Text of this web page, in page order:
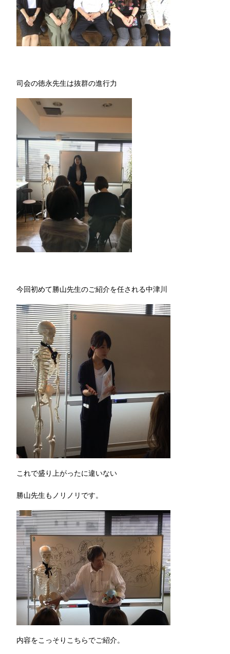
司会の徳永先生は抜群の進行力
今回初めて勝山先生のご紹介を任される中津川
これで盛り上がったに違いない
勝山先生もノリノリです。
内容をこっそりこちらでご紹介。